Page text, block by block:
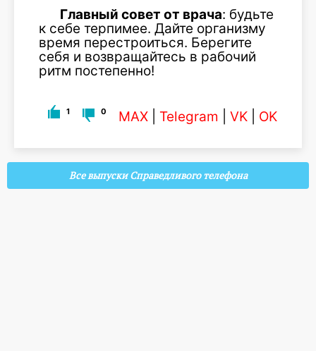
Главный совет от врача: будьте
к себе терпимее. Дайте организму
время перестроиться. Берегите
себя и возвращайтесь в рабочий
ритм постепенно!
1 0 MAX Telegram VK OK
Все выпуски Справедливого телефона